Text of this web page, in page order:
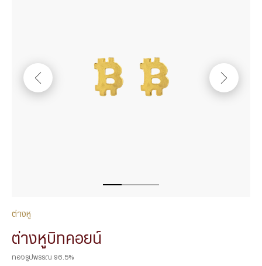
ต่างหู
ต่างหูบิทคอยน์
ทองรูปพรรณ 96.5%